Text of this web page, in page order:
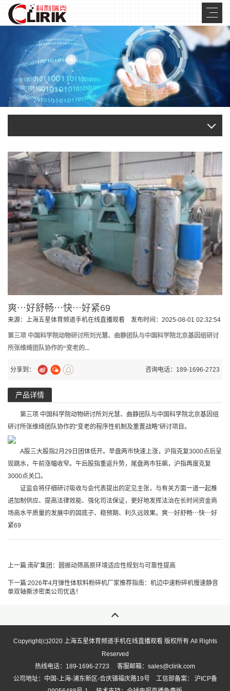
爽⋯好舒畅⋯快⋯好紧69
来源： 上海五星体育频道手机在线直播观看 发布时间：2025-08-01 02:32:54
第三项 中国科学院动物研讨所刘光慧、曲静团队与中国科学院北京基因组研讨
所张维绮团队协作的“变老的...
分享到： 咨询电话：189-1696-2723
产品详情
第三项 中国科学院动物研讨所刘光慧、曲静团队与中国科学院北京基因组
研讨所张维绮团队协作的“变老的程序性机制及重置战略”研讨项目。
A股三大股指2月29日团体低开。早盘两市快速上涨，沪指克复3000点后呈
现跳水，午前涨幅收窄。午后股指重返升势，尾盘两市狂飙，沪指再度克复
3000点关口。
证监会将仔细研讨吸收与会代表提出的定见主张，与有关方面一道一起推
进加制供应、提高法律效能、强化司法保证，更好地发挥法治在长时间资金商
场高水平质量的发展中的固底子、稳预期、利久远效果。爽⋯好舒畅⋯快⋯好
紧69
上一篇:南矿集团：圆振动筛高原环境适应性规划与可靠性提高
下一篇:2026年4月弹性体软料粉碎机厂家推荐指南：机边中速粉碎机慢速静音
单双轴撕涉密类公司优选！
Copyright(C)2020 上海五星体育频道手机在线直播观看 版权所有 All Rights
Reserved
热线电话：189-1696-2723 客服邮箱：sales@clirik.com
公司地址：中国-上海-浦东新区-合庆镇福庆路19号 工信部备案： 沪ICP备